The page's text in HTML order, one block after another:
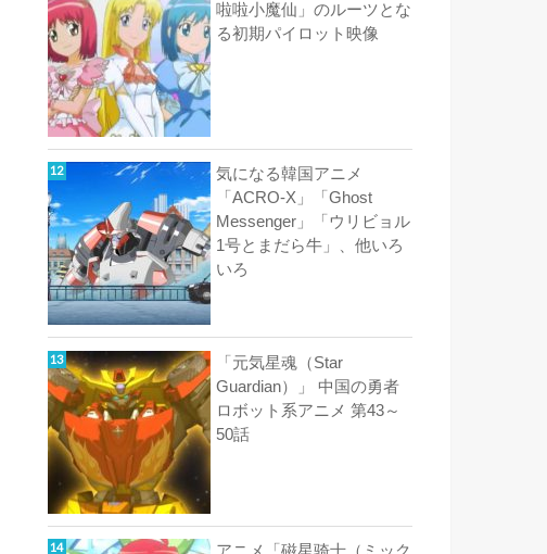
啦啦小魔仙」のルーツとな
る初期パイロット映像
気になる韓国アニメ
「ACRO-X」「Ghost
Messenger」「ウリビョル
1号とまだら牛」、他いろ
いろ
「元気星魂（Star
Guardian）」 中国の勇者
ロボット系アニメ 第43～
50話
アニメ「磁星骑士（ミック